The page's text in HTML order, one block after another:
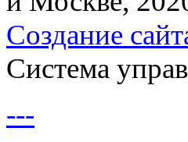
Создание
Система
---